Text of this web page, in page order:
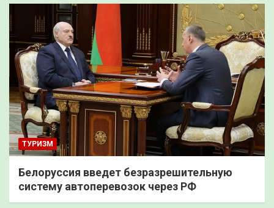
ТУРИЗМ
Белоруссия введет безразрешительную
систему автоперевозок через РФ